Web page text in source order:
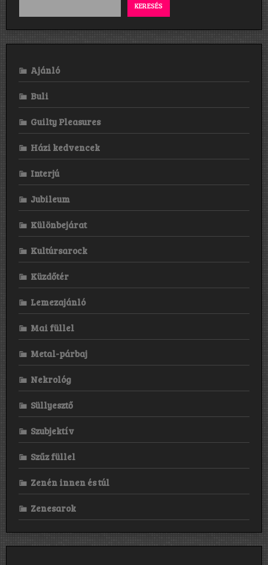
ezt
hangzás.
magja
én
Steve
és
KERESÉS
Ajánló
Buli
Guilty Pleasures
Házi kedvencek
Interjú
Jubileum
Különbejárat
Kultúrsarock
Küzdőtér
Lemezajánló
Mai füllel
Metal-párbaj
Nekrológ
Süllyesztő
Szubjektív
Szűz füllel
Zenén innen és túl
Zenesarok